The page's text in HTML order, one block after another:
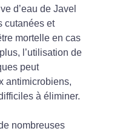
d’eau de Javel
cutanées et
mortelle en cas
l’utilisation de
peut
antimicrobiens,
à éliminer.
nombreuses